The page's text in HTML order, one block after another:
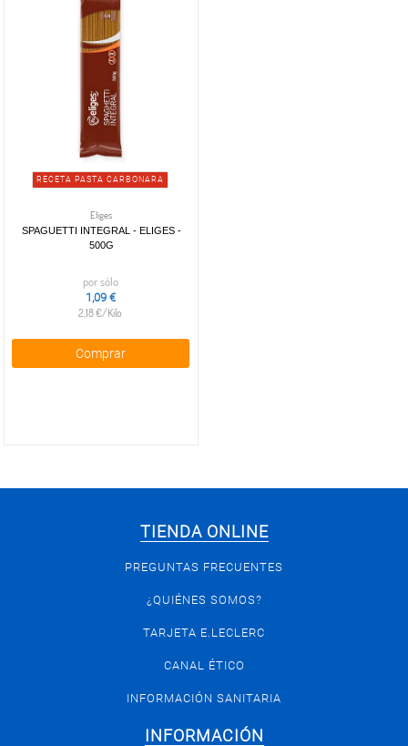
RECETA PASTA CARBONARA
Eliges
SPAGUETTI INTEGRAL - ELIGES -
500G
por sólo
1,09 €
2,18 €/Kilo
Comprar
TIENDA ONLINE
PREGUNTAS FRECUENTES
¿QUIÉNES SOMOS?
TARJETA E.LECLERC
CANAL ÉTICO
INFORMACIÓN SANITARIA
INFORMACIÓN